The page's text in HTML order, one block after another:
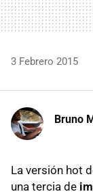
3 Febrero 2015
Bruno
La versión hot
una tercia de